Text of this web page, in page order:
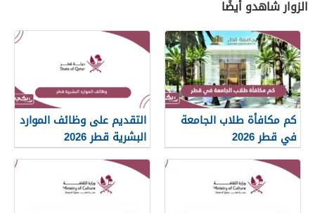
الزوار شاهدو أيضًا
كم مكافأة طلاب الجامعة
في قطر 2026
التقديم على وظائف الموارد
البشرية قطر 2026